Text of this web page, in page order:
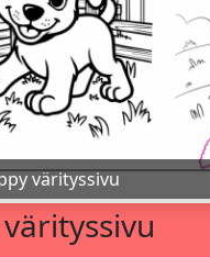
värityssivu